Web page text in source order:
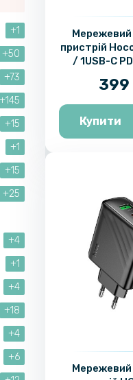
+1
+50
+73
+145
+15
+1
+15
+25
+4
+1
+4
+18
+4
+6
Мережевий
пристрій
/ 1USB-C
399
Купити
Мережевий